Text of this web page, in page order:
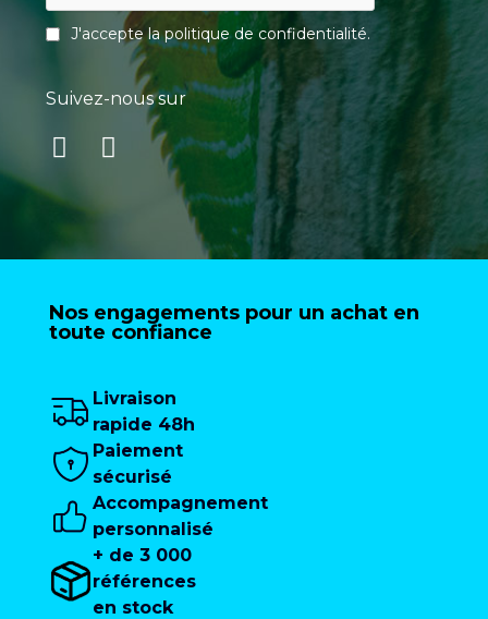
J'accepte lapolitique de confidentialité.
Suivez-nous sur
Nos engagements pour un achat en
toute confiance
Livraison
rapide 48h
Paiement
sécurisé
Accompagnement
personnalisé
+ de 3 000
références
en stock